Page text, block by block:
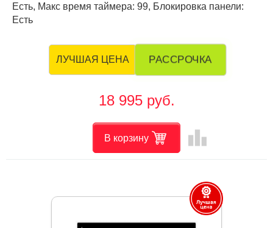
Есть, Макс время таймера: 99, Блокировка панели:
Есть
ЛУЧШАЯ ЦЕНА РАССРОЧКА
18 995 руб.
В корзину leaderboard